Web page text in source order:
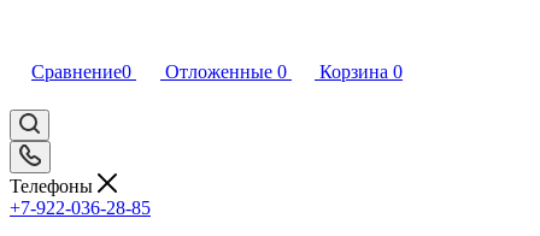
Сравнение0 Отложенные 0 Корзина 0
Телефоны
+7-922-036-28-85